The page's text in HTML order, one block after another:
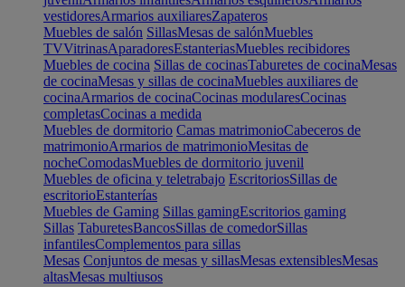
vestidoresArmarios auxiliaresZapateros
Muebles de salón SillasMesas de salónMuebles
TVVitrinasAparadoresEstanteriasMuebles recibidores
Muebles de cocina Sillas de cocinasTaburetes de cocinaMesas
de cocinaMesas y sillas de cocinaMuebles auxiliares de
cocinaArmarios de cocinaCocinas modularesCocinas
completasCocinas a medida
Muebles de dormitorio Camas matrimonioCabeceros de
matrimonioArmarios de matrimonioMesitas de
nocheComodasMuebles de dormitorio juvenil
Muebles de oficina y teletrabajo EscritoriosSillas de
escritorioEstanterías
Muebles de Gaming Sillas gamingEscritorios gaming
Sillas TaburetesBancosSillas de comedorSillas
infantilesComplementos para sillas
Mesas Conjuntos de mesas y sillasMesas extensiblesMesas
altasMesas multiusos